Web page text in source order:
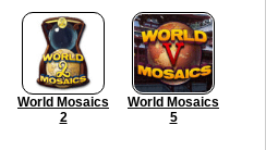
World Mosaics
2
World Mosaics
5